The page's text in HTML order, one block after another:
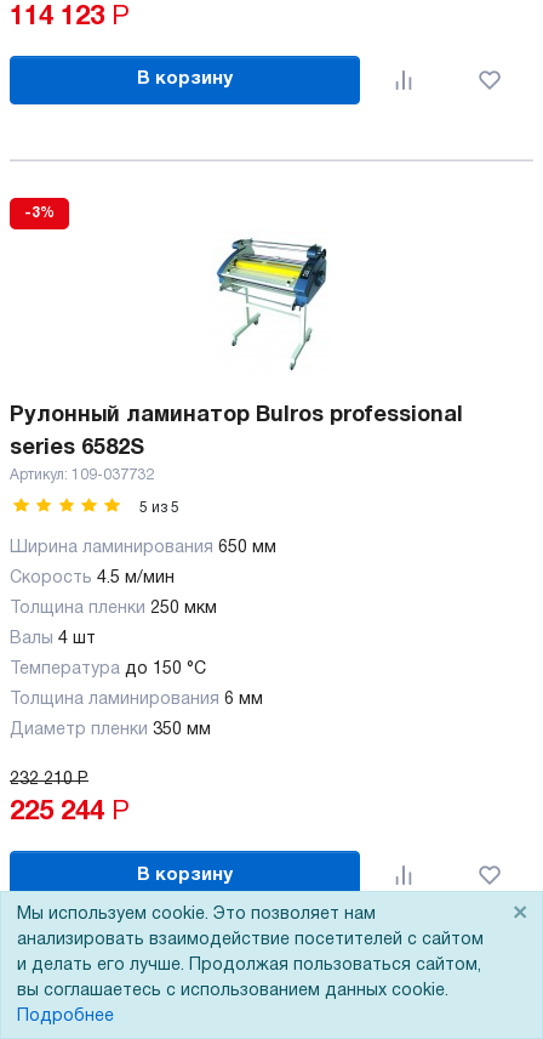
114 123 Р
В корзину
-3%
Рулонный ламинатор Bulros professional
series 6582S
Артикул: 109-037732
5 из 5
Ширина ламинирования 650 мм
Скорость 4.5 м/мин
Толщина пленки 250 мкм
Валы 4 шт
Температура до 150 °C
Толщина ламинирования 6 мм
Диаметр пленки 350 мм
232 210 Р
225 244 Р
В корзину
-3%
Мы используем cookie. Это позволяет нам
анализировать взаимодействие посетителей с сайтом
и делать его лучше. Продолжая пользоваться сайтом,
вы соглашаетесь с использованием данных cookie.
Подробнее
×